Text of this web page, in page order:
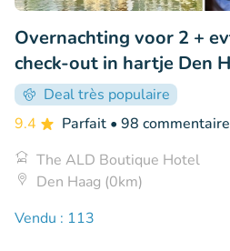
Overnachting voor 2 +
check-out in hartje Den
Deal très populaire
9.4
Parfait • 98
The ALD Boutique Hotel
Den Haag (0km)
Vendu : 113